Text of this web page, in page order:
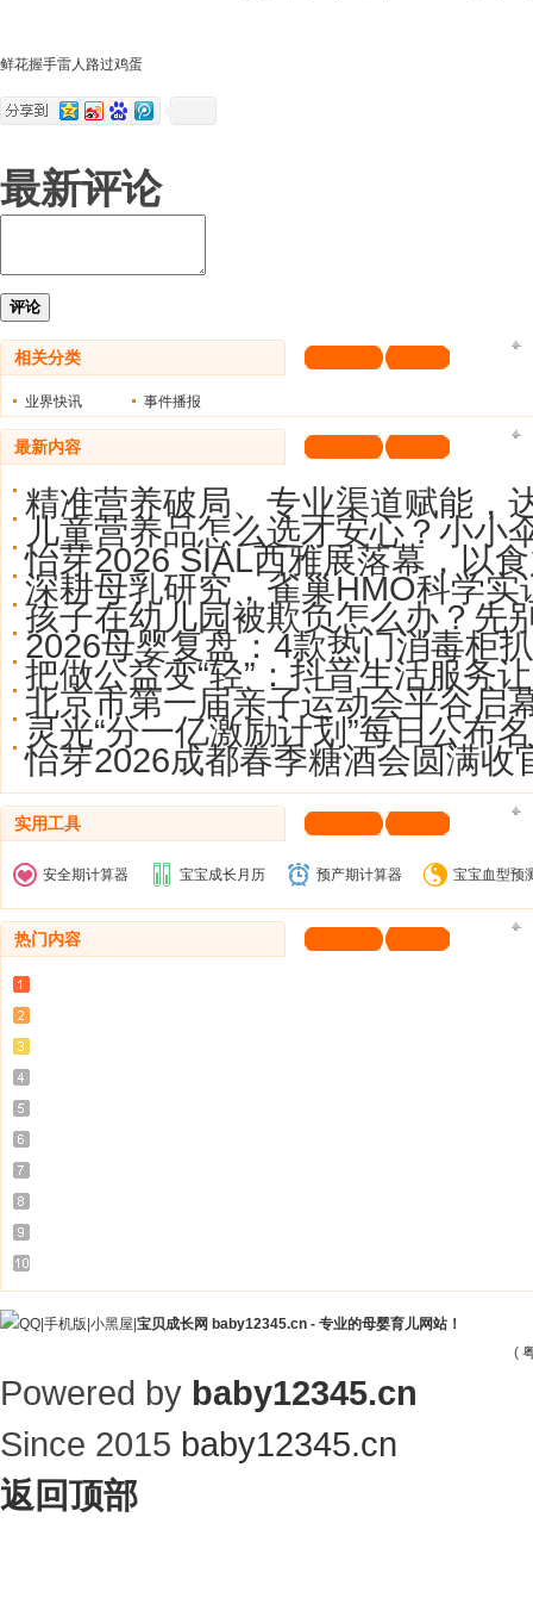
鲜花握手雷人路过鸡蛋
最新评论
评论
相关分类
业界快讯 事件播报
最新内容
精准营养破局、专业渠道赋能，
儿童营养品怎么选才安心？小小
怡芽2026 SIAL西雅展落幕，以
深耕母乳研究，雀巢HMO科学实
孩子在幼儿园被欺负怎么办？先
2026母婴复盘：4款热门消毒柜
把做公益变“轻”：抖音生活服务让
北京市第一届亲子运动会平谷启
灵光“分一亿激励计划”每日公布名
怡芽2026成都春季糖酒会圆满收
实用工具
安全期计算器 宝宝成长月历 预产期计算器 宝宝血型预
热门内容
手机版 小黑屋 宝贝成长网 baby12345.cn - 专业的母婴育儿网站！
(
Powered by baby12345.cn
Since 2015 baby12345.cn
返回顶部